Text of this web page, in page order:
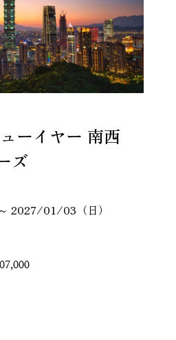
ーイヤー 南西
ズ
2027/01/03（日）